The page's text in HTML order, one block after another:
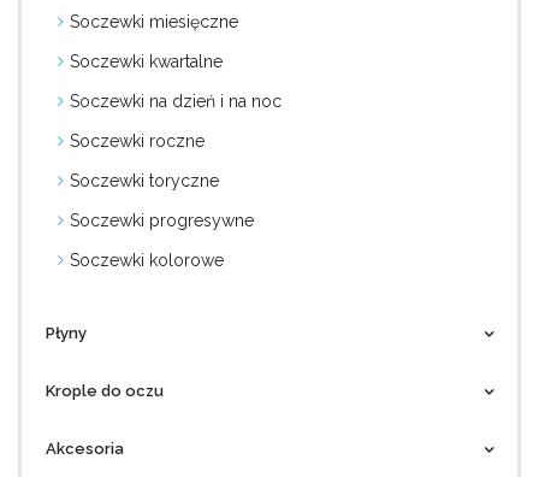
Soczewki miesięczne
Soczewki kwartalne
Soczewki na dzień i na noc
Soczewki roczne
Soczewki toryczne
Soczewki progresywne
Soczewki kolorowe
Płyny
Krople do oczu
Akcesoria